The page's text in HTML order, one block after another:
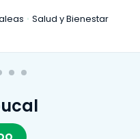
Salud y Bienestar